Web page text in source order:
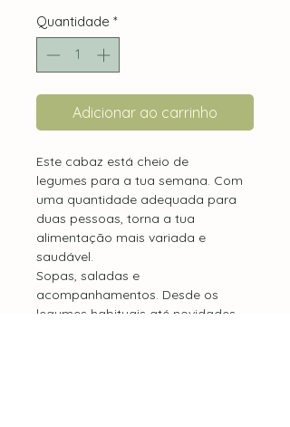
Quantidade *
Adicionar ao carrinho
Este cabaz está cheio de
legumes para a tua semana. Com
uma quantidade adequada para
duas pessoas, torna a tua
alimentação mais variada e
saudável.
Sopas, saladas e
acompanhamentos. Desde os
legumes habituais até novidades